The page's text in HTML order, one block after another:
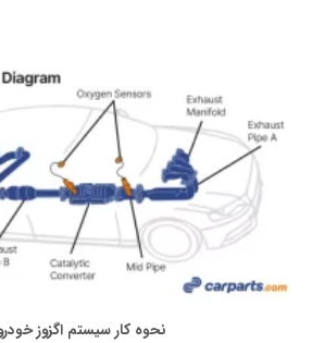
نحوه کار سیستم اگزوز